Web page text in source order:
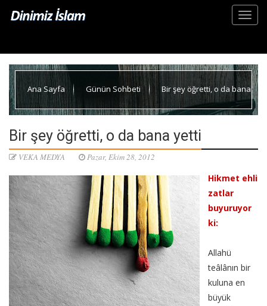
Ana Sayfa Günün Sohbeti Bir şey öğretti, o da bana
Bir şey öğretti, o da bana yetti
VEKA MEDYA Pazar, Ekim 28, 2012
Hikmet ehli
zatlar
buyuruyor
ki:
Allahü
teâlânın bir
kuluna en
büyük